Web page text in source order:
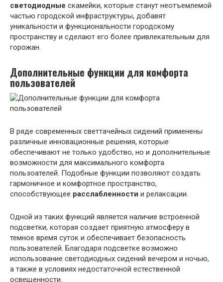
светодиодные скамейки, которые станут неотъемлемой
частью городской инфраструктуры, добавят
уникальности и функциональности городскому
пространству и сделают его более привлекательным для
горожан.
Дополнительные функции для комфорта
пользователей
В ряде современных светтачейных сидений применены
различные инновационные решения, которые
обеспечивают не только удобство, но и дополнительные
возможности для максимального комфорта
пользоателей. Подобные функции позволяют создать
гармоничное и комфортное пространство,
способствующее расслабленности и релаксации.
Одной из таких функций является наличие встроенной
подсветки, которая создает приятную атмосферу в
темное время суток и обеспечивает безопасность
пользователей. Благодаря подсветке возможно
использование светодиодных сидений вечером и ночью,
а также в условиях недостаточной естественной
освещенности.